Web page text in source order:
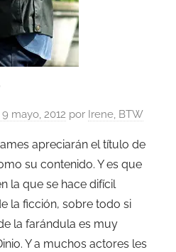
mayo, 2012 por Irene, BTW
apreciarán el título de
su contenido. Y es que
la que se hace difícil
la ficción, sobre todo si
la farándula es muy
Y a muchos actores les